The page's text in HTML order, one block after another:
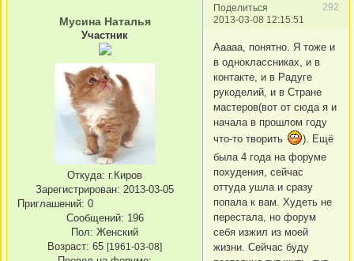
Поделиться
292
2013-03-08 12:15:51
Мусина Наталья
Участник
Откуда: г.Киров
Зарегистрирован: 2013-03-05
Приглашений: 0
Сообщений: 196
Пол: Женский
Возраст: 65 [1961-03-08]
Ааааа, понятно. Я тоже и
в одноклассниках, и в
контакте, и в Радуге
рукоделий, и в Стране
мастеров(вот от сюда я и
начала в прошлом году
что-то творить
). Ещё
была 4 года на форуме
похудения, сейчас
оттуда ушла и сразу
попала к вам. Худеть не
перестала, но форум
себя изжил из моей
жизни. Сейчас буду